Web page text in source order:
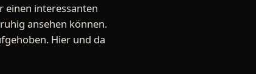
einen interessanten
ansehen können.
Hier und da